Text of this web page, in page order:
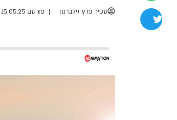
שתפו בטוויטר
ספיר פרץ זילברמן פורסם 15.05.25 | 07:38